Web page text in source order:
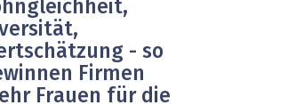
- so
Firmen
Frauen für die